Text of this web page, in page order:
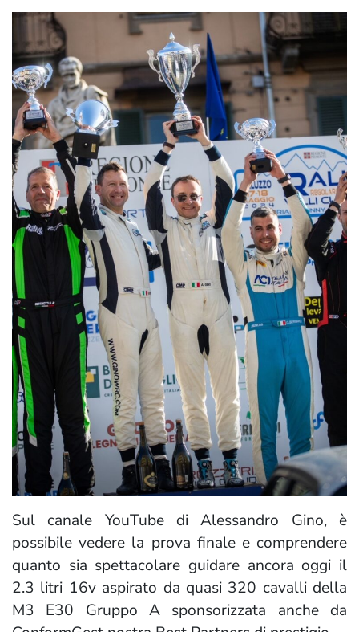
Sul canale YouTube di Alessandro Gino, è
possibile vedere la prova finale e comprendere
quanto sia spettacolare guidare ancora oggi il
2.3 litri 16v aspirato da quasi 320 cavalli della
M3 E30 Gruppo A sponsorizzata anche da